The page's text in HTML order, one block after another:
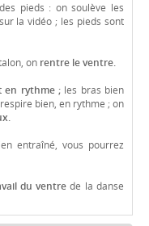
pieds : on soulève les
la vidéo ; les pieds sont
on rentre le ventre.
en rythme ; les bras bien
bien, en rythme ; on
entraîné, vous pourrez
du ventre de la danse